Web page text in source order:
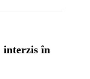
interzis în